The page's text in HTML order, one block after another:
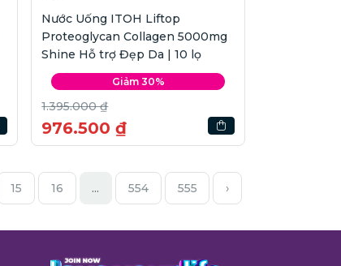
Nước Uống ITOH Liftop
Proteoglycan Collagen 5000mg
Shine Hỗ trợ Đẹp Da | 10 lọ
Giảm 30%
1.395.000 ₫
976.500 ₫
15 16 ... 554 555 ›